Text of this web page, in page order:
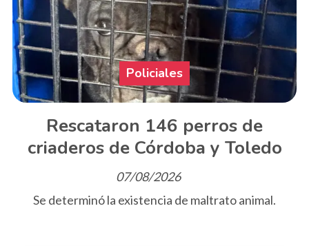
Rescataron 146 perros de
criaderos de Córdoba y Toledo
Policiales
07/08/2026
Se determinó la existencia de maltrato animal.